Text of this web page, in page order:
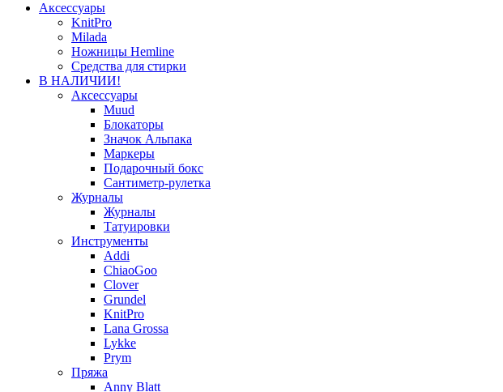
Аксессуары
KnitPro
Milada
Ножницы Hemline
Средства для стирки
В НАЛИЧИИ!
Аксессуары
Muud
Блокаторы
Значок Альпака
Маркеры
Подарочный бокс
Сантиметр-рулетка
Журналы
Журналы
Татуировки
Инструменты
Addi
ChiaoGoo
Clover
Grundel
KnitPro
Lana Grossa
Lykke
Prym
Пряжа
Anny Blatt